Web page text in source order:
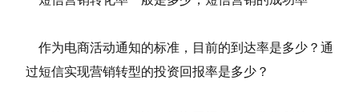
作为电商活动通知的标准，目前的到达率是多少？通
过短信实现营销转型的投资回报率是多少？